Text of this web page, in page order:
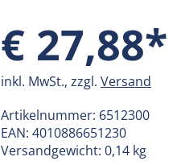
€ 27,88*
inkl. MwSt., zzgl. Versand
Artikelnummer: 6512300
EAN: 4010886651230
Versandgewicht: 0,14 kg